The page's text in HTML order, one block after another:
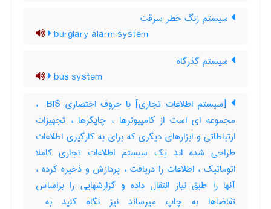
سیستم زنگ خطر سرقت
burglary alarm system
سیستم گذرگاه
bus system
[سیستم اطلاعات تجاری] با حروف اختصاری ‎ BIS ،
مجموعه ای است از کامپیوترها ، چاپگرها ، تجهیزات
ارتباطاتی و ابزارهای دیگری که برای به کارگیری اطلاعات
طراحی شده اند یک سیستم اطلاعات تجاری کاملا
اتوماتیک ، اطلاعات را دریافت ، پردازش و ذخیره کرده ،
آنها را طبق نیاز انتقال داده و گزارشهایی را براساس